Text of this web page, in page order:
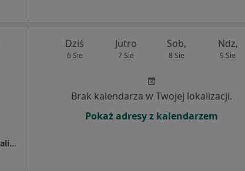
Zagłębiowskie Centrum Onkologii - Szpital Specjalistyczny im. Sz. Starkiewicza w Dąbrowie Górniczej
Dziś
6 Sie
Jutro
7 Sie
Sob,
8 Sie
Ndz,
9 Sie
Brak kalendarza w Twojej lokalizacji.
Pokaż adresy z kalendarzem